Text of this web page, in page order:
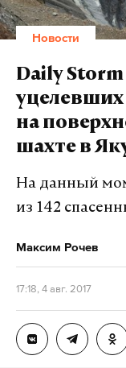
работает
Дзен
Новости
Daily
на
шахте в
На данный
из 142
Максим Рочев
17:18, 4 авг. 2017